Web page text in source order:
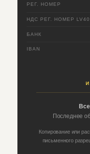
РЕГ. НОМЕР
НДС РЕГ. НОМЕР
БАНК
IBAN
Последнее
Копирование или
письменного